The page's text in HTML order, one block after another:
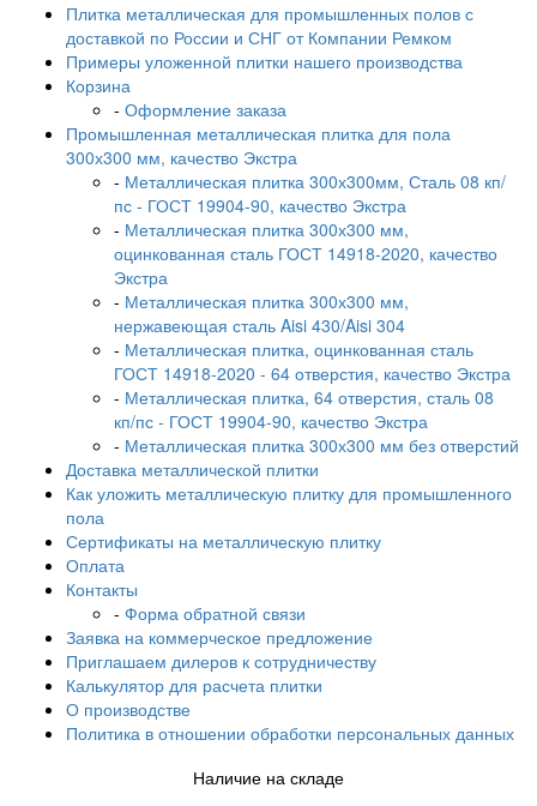
Плитка металлическая для промышленных полов с
доставкой по России и СНГ от Компании Ремком
Примеры уложенной плитки нашего производства
Корзина
- Оформление заказа
Промышленная металлическая плитка для пола
300х300 мм, качество Экстра
- Металлическая плитка 300х300мм, Сталь 08 кп/
пс - ГОСТ 19904-90, качество Экстра
- Металлическая плитка 300х300 мм,
оцинкованная сталь ГОСТ 14918-2020, качество
Экстра
- Металлическая плитка 300х300 мм,
нержавеющая сталь Aisi 430/Aisi 304
- Металлическая плитка, оцинкованная сталь
ГОСТ 14918-2020 - 64 отверстия, качество Экстра
- Металлическая плитка, 64 отверстия, сталь 08
кп/пс - ГОСТ 19904-90, качество Экстра
- Металлическая плитка 300х300 мм без отверстий
Доставка металлической плитки
Как уложить металлическую плитку для промышленного
пола
Сертификаты на металлическую плитку
Оплата
Контакты
- Форма обратной связи
Заявка на коммерческое предложение
Приглашаем дилеров к сотрудничеству
Калькулятор для расчета плитки
О производстве
Политика в отношении обработки персональных данных
Наличие на складе